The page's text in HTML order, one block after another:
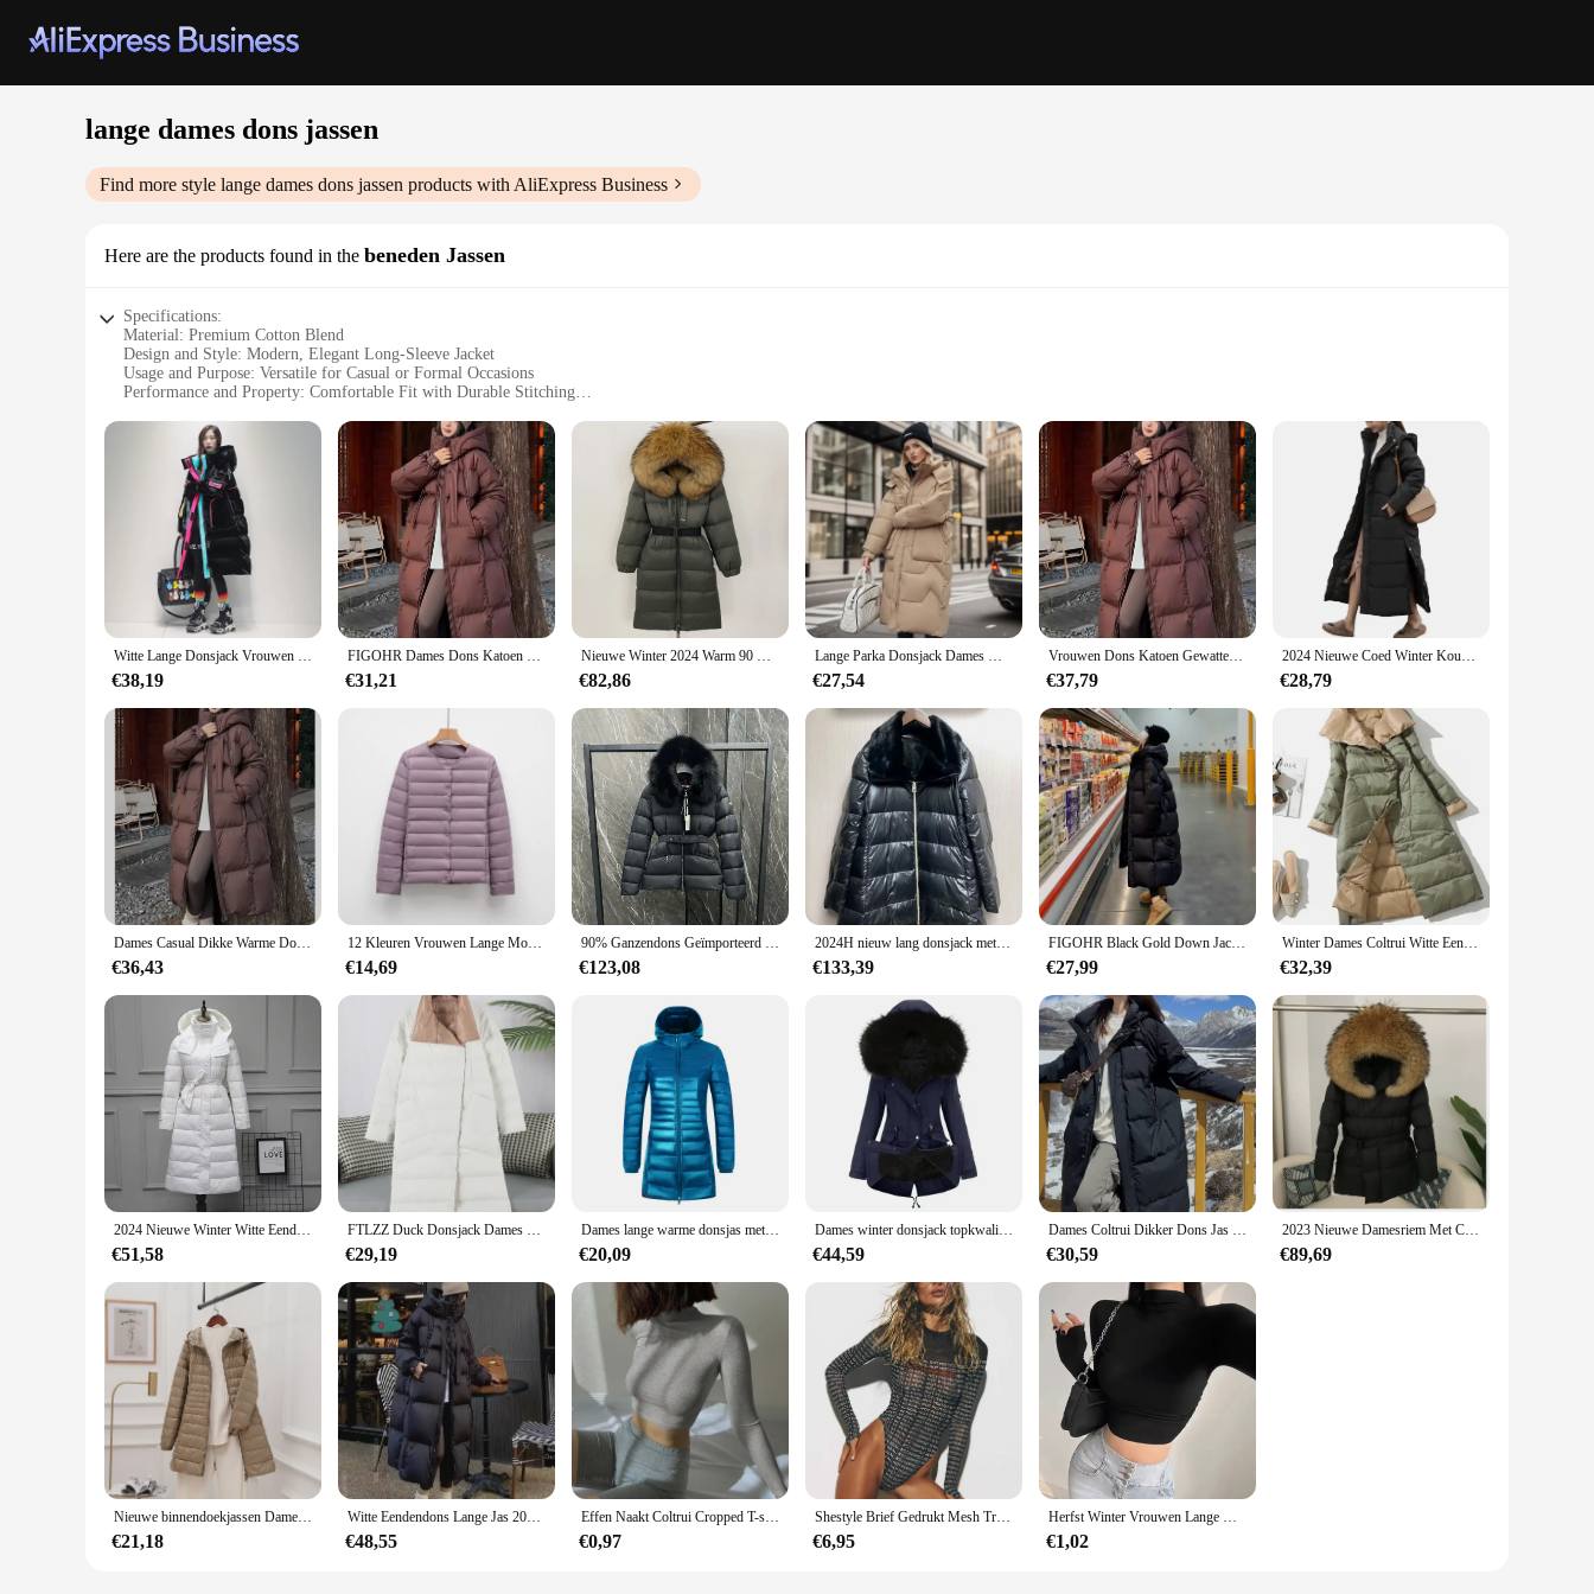
lange dames dons jassen
Find more style lange dames dons jassen products with AliExpress Business
Here are the products found in the beneden Jassen
Specifications:
Material: Premium Cotton Blend
Design and Style: Modern, Elegant Long-Sleeve Jacket
Usage and Purpose: Versatile for Casual or Formal Occasions
Performance and Property: Comfortable Fit with Durable Stitching
Applicable People: Ideal for Women Seeking Style and Comfort
Features:
**Elevate Your Wardrobe with Elegance**
The lange dames dons jassen is a testament to timeless fashion, designed to elevate your wardrobe with its modern, elegant long-sleeve jacket style. Crafted from a premium cotton blend, this jacket
offers a comfortable fit that is both durable and stylish. Whether you're attending a casual gathering or a formal event, this versatile piece is sure to make a statement. The performance and property of
the jacket are second to none, ensuring that you stay comfortable and look your best no matter where you go.
**Tailored for Every Body Type**
Understanding that every woman's body is unique, this set of lange dames dons jassen is available in a variety of sizes to fit every body type. The attention to detail in the design ensures that the jacket
flatters every figure, making it a go-to piece for women who value both style and comfort. The wholesale availability and support from reliable vendors and suppliers make it an ideal choice for those
looking to stock up on quality fashion pieces.
**Adaptive Fashion for Every Occasion**
it a staple for any season, ensuring that you stay stylish and comfortable no matter the weather. The jacket's design and style are not only visually appealing but also practical, making it a must-have for
any fashion-conscious woman.
Witte Lange Donsjack Vrouwen Streetwear 2024 Winter Kleur Bijpassende Losse Zwarte Eend Donzen Jas Vrouwelijke Capuchon Sneeuw Parka 'S Uitloper
€38,19
FIGOHR Dames Dons Katoen Gewatteerde Jassen Koreaanse Verdikte Warme Lange Overjas Effen Capuchon Overall Topcoat 2024 Winter
€31,21
Nieuwe Winter 2024 Warm 90 Witte Eend Donzen Jas Vrouwelijke Koude Dame Echte Bontjas Vrouwen Capuchon Lange Natuurlijke Fox Bont Puffer Jas
€82,86
Lange Parka Donsjack Dames Winter 2025 Dikke Damesjack Lange Donsjassen Winterjas Warme Puffer Jack Dames Donsjas
€27,54
Vrouwen Dons Katoen Gewatteerde Jassen Koreaanse Verdikte Warme Lange Overjas Effen Capuchon Overall Topcoat 2024 Winter
€37,79
2024 Nieuwe Coed Winter Koudebestendig Donsjack-30 Hoge Kwaliteit Dames X-Lang (Winter) Warm Modemerk Parkas 5xl
€28,79
Dames Casual Dikke Warme Donsjas Met Capuchon Lange Mouw Met Rits Lange Jas Dames Kantoor Parka 'S Herfst Winter Donzen Jas
€36,43
12 Kleuren Vrouwen Lange Mouwen 90% Witte Eend Naar Beneden Vrouw Slank Warm Innerlijk Ultra Lichtgewicht Inpakbare Ski-Jas Donzen Voering Jacks
€14,69
90% Ganzendons Geïmporteerd Vossenbont Taille-Getailleerde Dames Donsjack Jas Lange Mouwen Veren Dons Voor Vrouwen mode Uitloper
€123,08
2024H nieuw lang donsjack met grote kraag, effen kleur, warme ritssluiting, temperament, woon-werkverkeer
€133,39
FIGOHR Black Gold Down Jacket 2024 Winter Nieuwe Koreaanse Hooded Losse Fit Jas Solid Parka's Vrouwelijke Overjas Dik Warm Lange Jas
€27,99
Winter Dames Coltrui Witte Eendendons Jas Double Breasted Warme Parka Dubbelzijdig Dons Lange Jas
€32,39
2024 Nieuwe Winter Witte Eend Donsjack Vrouwen Lange Capuchon Warme Riem Slanke Down Jas Vrouwelijke Koreaanse Kantoor Dame Casual Mode
€51,58
FTLZZ Duck Donsjack Dames Winter Lange Dubbelzijdige Geruite Jas Vrouwelijke Warme Donsparka Slanke Uitloper
€29,19
Dames lange warme donsjas met draagbare opbergtas Dames licht donsjack Dames overjassen Heuplengte High Street
€20,09
Dames winter donsjack topkwaliteit ganzendons jas parka warme bovenkleding bont capuchon lange winter gewatteerde jas jas Canada
€44,59
Dames Coltrui Dikker Dons Jas Oversized Losse Jas Met Rits Zakken Lange Jas Casual Parka 'S Voor Vrouwen 2024 De Herfst Winter
€30,59
2023 Nieuwe Damesriem Met Capuchon 90 Wit Eend Donsjack Middellang Modieus Verdikt Pufferjack Met Lange Mouwen
€89,69
Nieuwe binnendoekjassen Dames lange muts Afneembare witte eend donsjack Lichtgewicht donsjack Dames met capuchon Dames Warm
€21,18
Witte Eendendons Lange Jas 2024 Nieuwe Wintermode Vrouwen Capuchon Dikke Twee Ritsen Warme Donsjas Dames Losse Casual Overjas
€48,55
Effen Naakt Coltrui Cropped T-shirt Vrouwen Herfst Casual Lange Mouw T-shirt Dames Skinny Basic T-shirt Femme
€0,97
Shestyle Brief Gedrukt Mesh Transparante Bodystui Vrouwen Panelen Krant Lange Mouw Ronde Hals T-shirts String Mooie Hot
€6,95
Herfst Winter Vrouwen Lange Mouwen Coltrui T-Shirts Geribbeld Strak Gebreid Sexy Slank Getailleerd Casual Basic Tee Crop Tops Cropped T-Shirt
€1,02